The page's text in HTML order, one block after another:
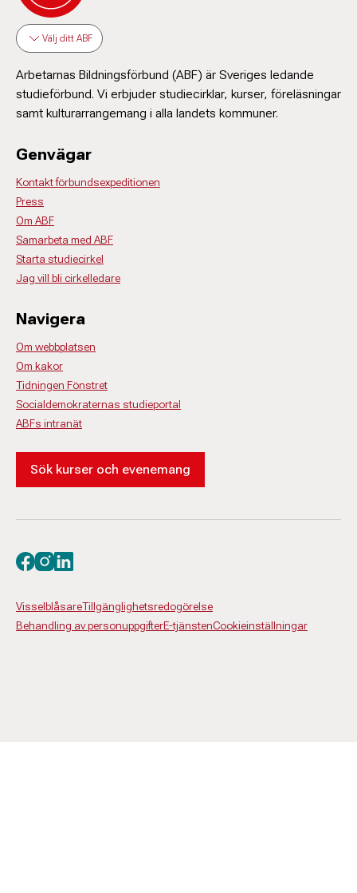
Välj ditt ABF
Arbetarnas Bildningsförbund (ABF) är Sveriges ledande
studieförbund. Vi erbjuder studiecirklar, kurser, föreläsningar
samt kulturarrangemang i alla landets kommuner.
Genvägar
Kontakt förbundsexpeditionen
Press
Om ABF
Samarbeta med ABF
Starta studiecirkel
Jag vill bli cirkelledare
Navigera
Om webbplatsen
Om kakor
Tidningen Fönstret
Socialdemokraternas studieportal
ABFs intranät
Sök kurser och evenemang
VisselblåsareTillgänglighetsredogörelse
Behandling av personuppgifterE-tjänstenCookieinställningar
Besök oss på facebook
Besök oss på instagram
Besök oss på linkedin